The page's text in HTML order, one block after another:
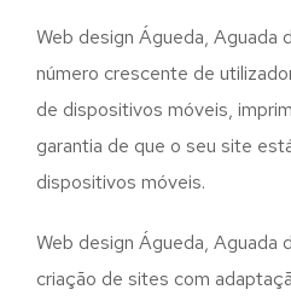
Web design Águeda, Aguada
número crescente de
de dispositivos móveis,
garantia de que o seu site
dispositivos móveis.
Web design Águeda, Aguada
criação de sites com